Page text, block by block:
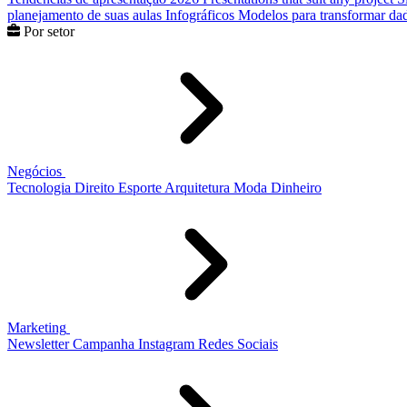
planejamento de suas aulas Infográficos Modelos para transformar
Por setor
Negócios
Tecnologia Direito Esporte Arquitetura Moda Dinheiro
Marketing
Newsletter Campanha Instagram Redes Sociais